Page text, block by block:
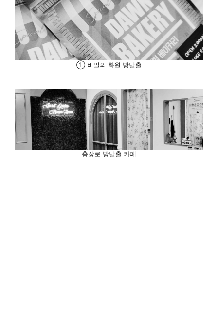
① 비밀의 화원 방탈출
충장로 방탈출 카페